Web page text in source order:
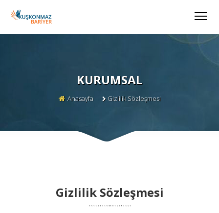
KURUMSAL
Anasayfa Gizlilik Sözleşmesi
Gizlilik Sözleşmesi